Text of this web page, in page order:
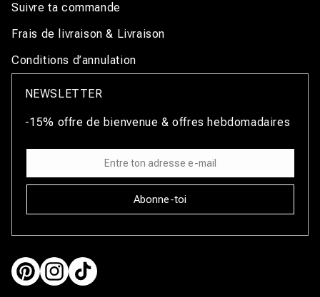
Suivre ta commande
Frais de livraison & Livraison
Conditions d’annulation
NEWSLETTER
-15% offre de bienvenue & offres hebdomadaires
Abonne-toi
PinterestInstagramTikTok